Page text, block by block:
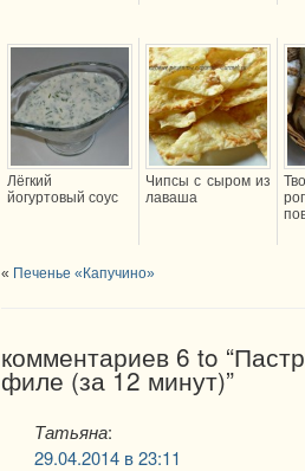
Лёгкий
йогуртовый соус
Чипсы с сыром из
лаваша
« Печенье «Капучино»
комментариев 6 to
филе (за 12 минут)”
Татьяна:
29.04.2014 в 23:11